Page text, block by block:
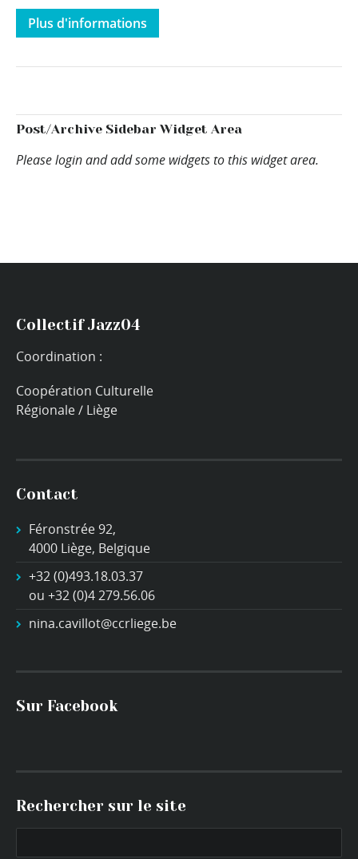
Plus d'informations
Post/Archive Sidebar Widget Area
Please login and add some widgets to this widget area.
Collectif Jazz04
Coordination :
Coopération Culturelle
Régionale / Liège
Contact
Féronstrée 92,
4000 Liège, Belgique
+32 (0)493.18.03.37
ou +32 (0)4 279.56.06
nina.cavillot@ccrliege.be
Sur Facebook
Rechercher sur le site